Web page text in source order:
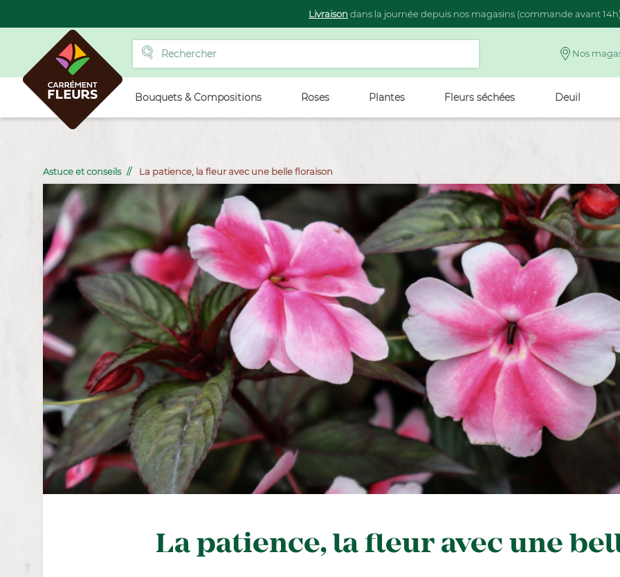
Livraison dans la journée depuis nos magasins (commande avant
Nos
Bouquets & Compositions Roses Plantes Fleurs séchées Deuil
Astuce et conseils La patience, la fleur avec une belle floraison
La patience, la fleur avec une